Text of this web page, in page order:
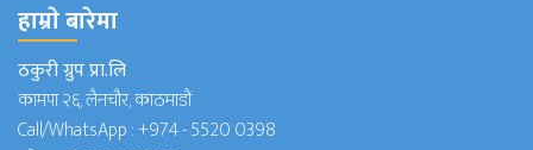
हाम्राे बारेमा
ठकुरी ग्रुप प्रा.लि
कामपा २६, लैनचौर, काठमाडौं
Call/WhatsApp :+974 - 5520 0398